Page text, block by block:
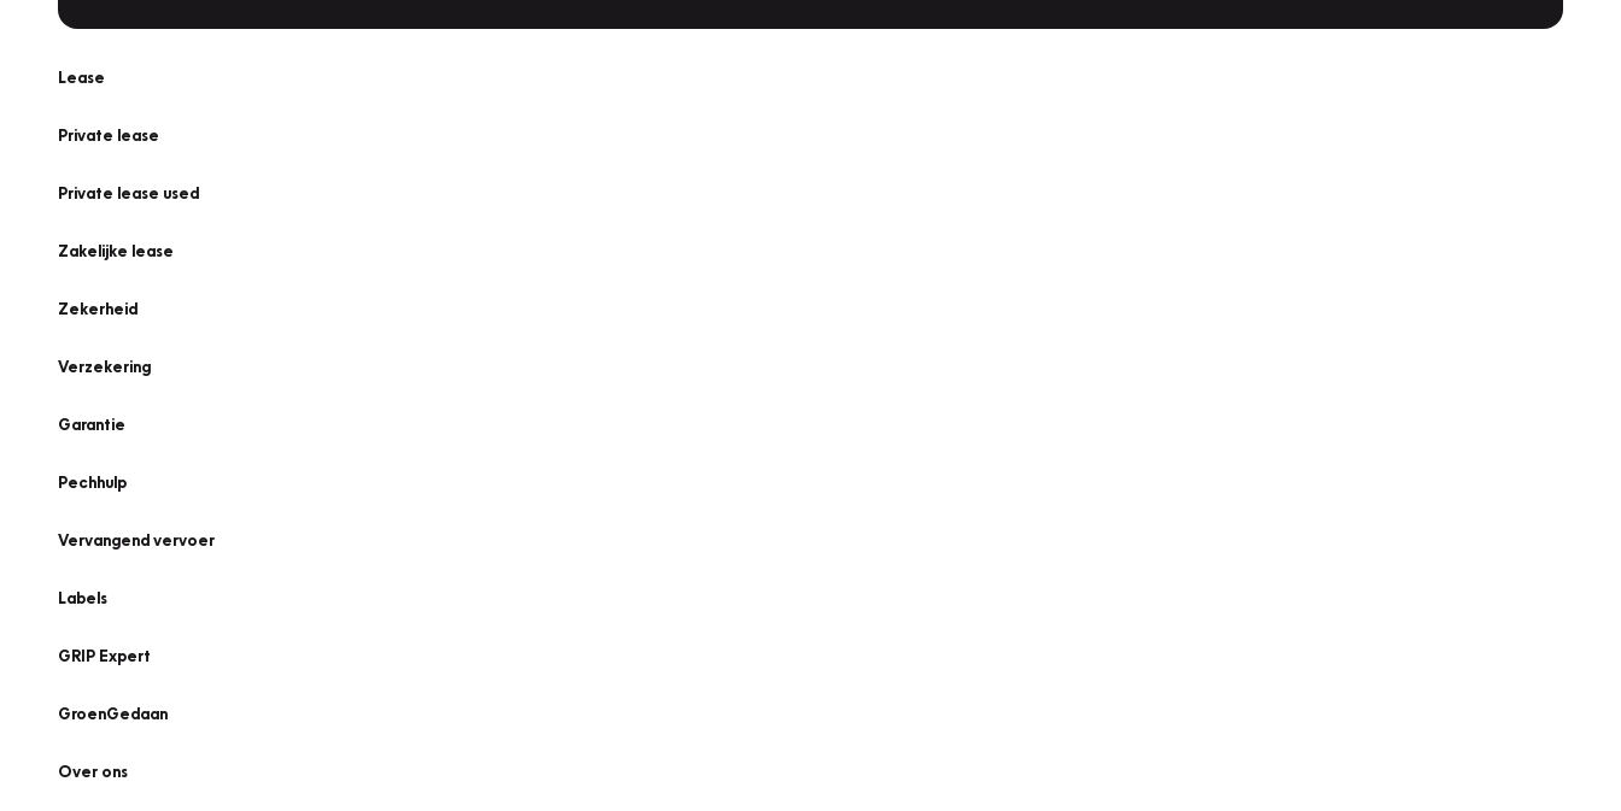
Lease
Private lease
Private lease used
Zakelijke lease
Zekerheid
Verzekering
Garantie
Pechhulp
Vervangend vervoer
Labels
GRIP Expert
GroenGedaan
Over ons